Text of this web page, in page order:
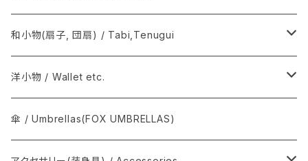
須浪亨商店 / いかご・びんかご
SOSAKUBAG
BATONER
COMOLI / コモリ
Graphpaper / グラフペーパー
T.T / ティーティー
和小物(扇子, 団扇) / Tabi,Tenugui
手拭 / Tenugui
扇子, 団扇 / Folding fan
洋小物 / Wallet etc.
COMME des GARÇONS
傘 / Umbrellas(FOX UMBRELLAS)